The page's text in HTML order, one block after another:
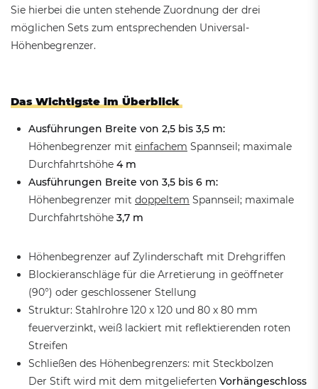
Sie hierbei die unten stehende Zuordnung der drei
möglichen Sets zum entsprechenden Universal-
Höhenbegrenzer.
Das Wichtigste im Überblick
Ausführungen Breite von 2,5 bis 3,5 m:
Höhenbegrenzer mit einfachem Spannseil; maximale
Durchfahrtshöhe 4 m
Ausführungen Breite von 3,5 bis 6 m:
Höhenbegrenzer mit doppeltem Spannseil; maximale
Durchfahrtshöhe 3,7 m
Höhenbegrenzer auf Zylinderschaft mit Drehgriffen
Blockieranschläge für die Arretierung in geöffneter
(90°) oder geschlossener Stellung
Struktur: Stahlrohre 120 x 120 und 80 x 80 mm
feuerverzinkt, weiß lackiert mit reflektierenden roten
Streifen
Schließen des Höhenbegrenzers: mit Steckbolzen
Der Stift wird mit dem mitgelieferten Vorhängeschloss